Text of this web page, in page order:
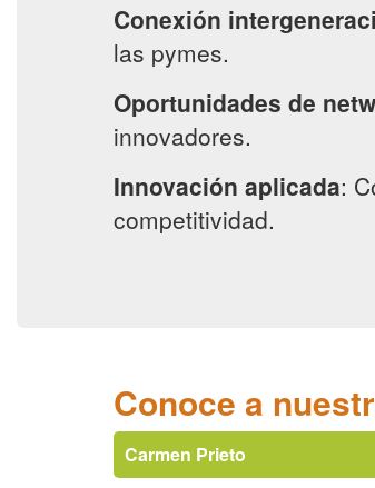
Conexión
las pymes.
Oportunidades de
innovadores.
Innovación aplicada:
competitividad.
Conoce a
Carmen Prieto